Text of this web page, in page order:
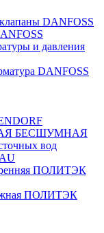
DANFOSS
и давления
DANFOSS
БЕСШУМНАЯ
вод
ПОЛИТЭК
ПОЛИТЭК